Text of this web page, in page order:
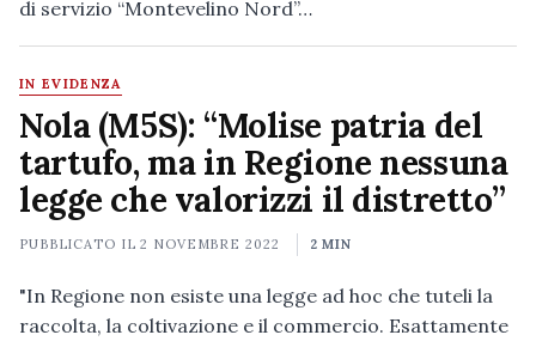
di servizio “Montevelino Nord”…
IN EVIDENZA
Nola (M5S): “Molise patria del
tartufo, ma in Regione nessuna
legge che valorizzi il distretto”
PUBBLICATO IL2 NOVEMBRE 2022 2 MIN
"In Regione non esiste una legge ad hoc che tuteli la
raccolta, la coltivazione e il commercio. Esattamente